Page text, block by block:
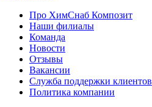
Про ХимСнаб Композит
Наши филиалы
Команда
Новости
Отзывы
Вакансии
Служба поддержки клиентов
Политика компании